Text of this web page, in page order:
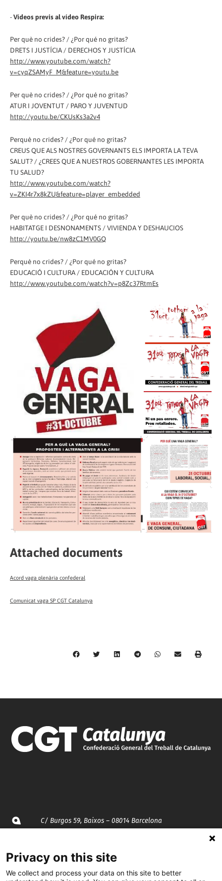
-Vídeos previs al vídeo Respira:
Per què no crides? / ¿Por qué no gritas?
DRETS I JUSTÍCIA / DERECHOS Y JUSTÍCIA
http://www.youtube.com/watch?
v=cyqZSAMyF_M&feature=youtu.be
Per què no crides? / ¿Por qué no gritas?
ATUR I JOVENTUT / PARO Y JUVENTUD
http://youtu.be/CKUsKs3a2v4
Perquè no crides? / ¿Por qué no gritas?
CREUS QUE ALS NOSTRES GOVERNANTS ELS IMPORTA LA TEVA
SALUT? / ¿CREES QUE A NUESTROS GOBERNANTES LES IMPORTA
TU SALUD?
http://www.youtube.com/watch?
v=ZKI4r7x8kZU&feature=player_embedded
Per què no crides? / ¿Por qué no gritas?
HABITATGE I DESNONAMENTS / VIVIENDA Y DESHAUCIOS
http://youtu.be/nw8zC1MV0GQ
Perquè no crides? / ¿Por qué no gritas?
EDUCACIÓ I CULTURA / EDUCACIÓN Y CULTURA
http://www.youtube.com/watch?v=p8Zc37RtmEs
Attached documents
Acord vaga plenària confederal
Comunicat vaga SP CGT Catalunya
C/ Burgos 59, Baixos – 08014 Barcelona
935 120 481
Privacy on this site
We collect and process your data on this site to better